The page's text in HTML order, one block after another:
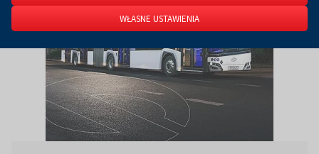
WŁASNE USTAWIENIA